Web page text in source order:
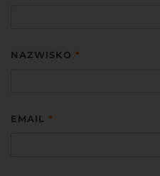
NAZWISKO *
EMAIL *